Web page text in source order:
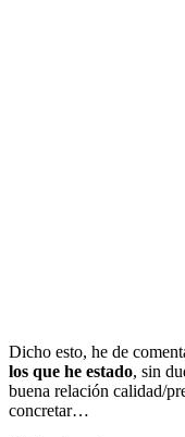
Dicho esto, he de
los que he estado, sin
buena relación calidad/
concretar…